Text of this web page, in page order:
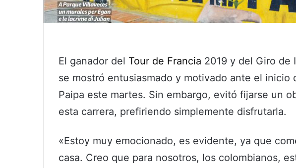
El ganador del Tour de Francia 2019 y del Giro de
se mostró entusiasmado y motivado ante el inicio
Paipa este martes. Sin embargo, evitó fijarse un
esta carrera, prefiriendo simplemente disfrutarla.
«Estoy muy emocionado, es evidente, ya que
casa. Creo que para nosotros, los colombianos,